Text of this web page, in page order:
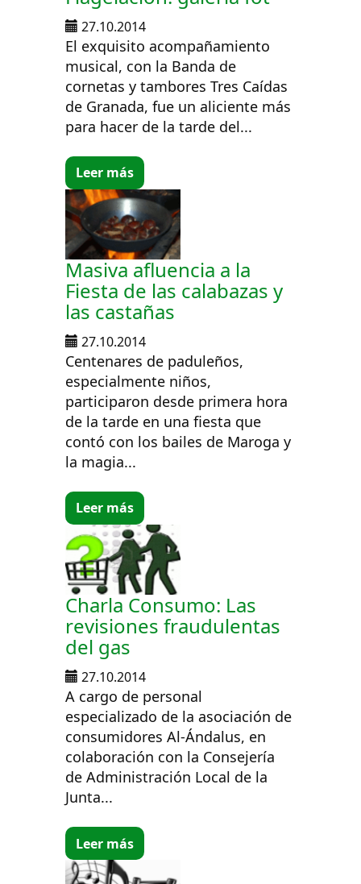
27.10.2014
El exquisito acompañamiento
musical, con la Banda de
cornetas y tambores Tres Caídas
de Granada, fue un aliciente más
para hacer de la tarde del...
Leer más
Masiva afluencia a la
Fiesta de las calabazas y
las castañas
27.10.2014
Centenares de paduleños,
especialmente niños,
participaron desde primera hora
de la tarde en una fiesta que
contó con los bailes de Maroga y
la magia...
Leer más
Charla Consumo: Las
revisiones fraudulentas
del gas
27.10.2014
A cargo de personal
especializado de la asociación de
consumidores Al-Ándalus, en
colaboración con la Consejería
de Administración Local de la
Junta...
Leer más